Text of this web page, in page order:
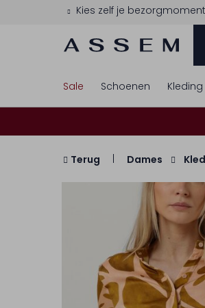
Kies zelf je bezorgmoment
Sale Schoenen Kleding
Terug Dames